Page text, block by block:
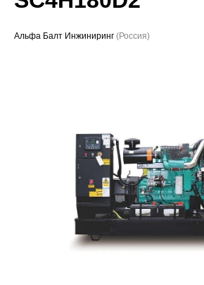
Альфа Балт Инжиниринг (Россия)